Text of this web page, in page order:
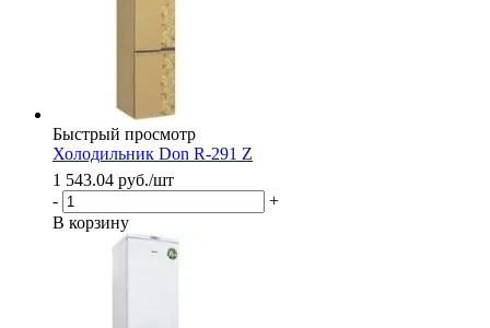
Быстрый просмотр
Холодильник Don R-291 Z
1 543.04 руб./шт
-
+
В корзину